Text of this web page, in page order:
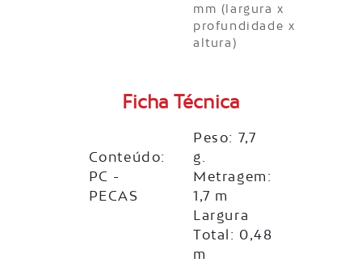
mm (largura x
profundidade x
altura)
Ficha Técnica
Conteúdo:
PC -
PECAS
Peso: 7,7
g.
Metragem:
1,7 m
Largura
Total: 0,48
m